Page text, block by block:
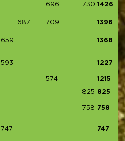
696 730 1426
687 709 1396
659 1368
593 1227
574 1215
825 825
758 758
747 747